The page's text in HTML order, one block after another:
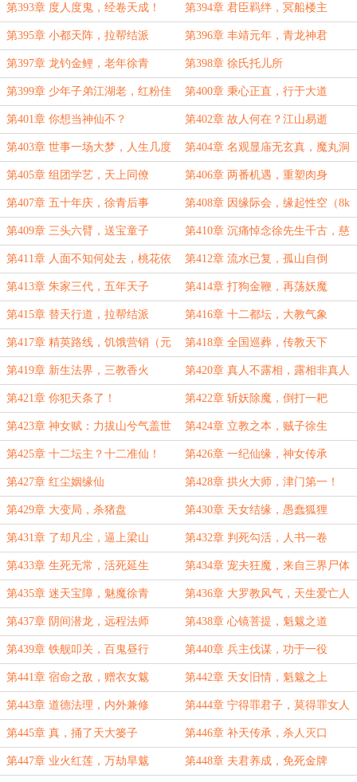
（8k，二合一）
第393章 度人度鬼，经卷天成！ 第394章 君臣羁绊，冥船楼主
第395章 小都天阵，拉帮结派 第396章 丰靖元年，青龙神君
第397章 龙钓金鲤，老年徐青 第398章 徐氏托儿所
第399章 少年子弟江湖老，红粉佳
人两鬓斑
第400章 秉心正直，行于大道
第401章 你想当神仙不？ 第402章 故人何在？江山易逝
第403章 世事一场大梦，人生几度
秋凉
第404章 名观显庙无玄真，魔丸洞
里有仙缘
第405章 组团学艺，天上同僚 第406章 两番机遇，重塑肉身
第407章 五十年庆，徐青后事 第408章 因缘际会，缘起性空（8k
字，二合一）
第409章 三头六臂，送宝童子 第410章 沉痛悼念徐先生千古，慈
容永驻
第411章 人面不知何处去，桃花依
旧笑春风
第412章 流水已复，孤山自倒
第413章 朱家三代，五年天子 第414章 打狗金鞭，再荡妖魔
第415章 替天行道，拉帮结派 第416章 十二都坛，大教气象
第417章 精英路线，饥饿营销（元
旦快乐！）
第418章 全国巡葬，传教天下
第419章 新生法界，三教香火 第420章 真人不露相，露相非真人
第421章 你犯天条了！ 第422章 斩妖除魔，倒打一耙
第423章 神女赋：力拔山兮气盖世 第424章 立教之本，贼子徐生
第425章 十二坛主？十二准仙！ 第426章 一纪仙缘，神女传承
第427章 红尘姻缘仙 第428章 拱火大师，津门第一！
第429章 大变局，杀猪盘 第430章 天女结缘，愚蠢狐狸
第431章 了却凡尘，逼上梁山 第432章 判死勾活，人书一卷
第433章 生死无常，活死延生 第434章 宠夫狂魔，来自三界尸体
的诱惑
第435章 迷天宝障，魅魔徐青 第436章 大罗教风气，天生爱亡人
第437章 阴间潜龙，远程法师 第438章 心镜菩提，魁魃之道
第439章 铁舰叩关，百鬼昼行 第440章 兵主伐谋，功于一役
第441章 宿命之敌，赠衣女魃 第442章 天女旧情，魁魃之上
第443章 道德法理，内外兼修 第444章 宁得罪君子，莫得罪女人
第445章 真，捅了天大篓子 第446章 补天传承，杀人灭口
第447章 业火红莲，万劫旱魃 第448章 夫君养成，免死金牌